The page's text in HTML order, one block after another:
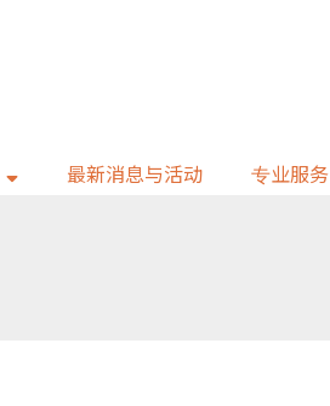
最新消息与活动 专业服务